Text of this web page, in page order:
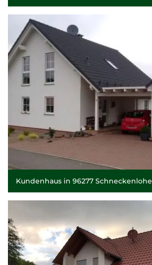
Kundenhaus in 96277 Schneckenlohe